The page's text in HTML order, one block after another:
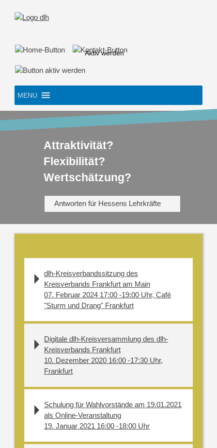
Aktiv werden
MENU
Attraktivität?
Flexibilität?
Wertschätzung?
Antworten für Hessens Lehrkräfte
dlh-Kreisverbandssitzung des
Kreisverbands Frankfurt am Main
07. Februar 2024 17:00 -19:00 Uhr, Café
"Sturm und Drang" Frankfurt
Digitale dlh-Kreisversammlung des dlh-
Kreisverbands Frankfurt
10. Dezember 2020 16:00 -17:30 Uhr,
Frankfurt
Schulung für Wahlvorstände am 19.01.2021
als Online-Veranstaltung
19. Januar 2021 16:00 -18:00 Uhr